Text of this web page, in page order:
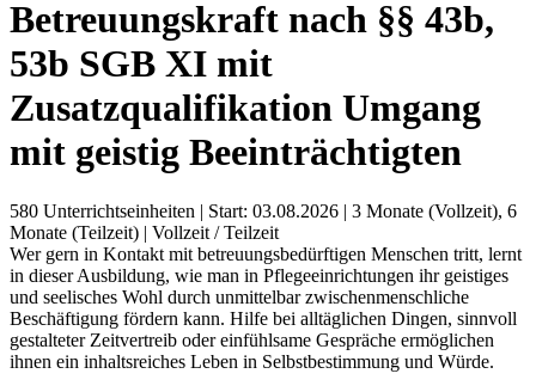
Betreuungskraft nach §§ 43b,
53b SGB XI mit
Zusatzqualifikation Umgang
mit geistig Beeinträchtigten
580 Unterrichtseinheiten | Start: 03.08.2026 | 3 Monate (Vollzeit), 6
Monate (Teilzeit) | Vollzeit / Teilzeit
Wer gern in Kontakt mit betreuungsbedürftigen Menschen tritt, lernt
in dieser Ausbildung, wie man in Pflegeeinrichtungen ihr geistiges
und seelisches Wohl durch unmittelbar zwischenmenschliche
Beschäftigung fördern kann. Hilfe bei alltäglichen Dingen, sinnvoll
gestalteter Zeitvertreib oder einfühlsame Gespräche ermöglichen
ihnen ein inhaltsreiches Leben in Selbstbestimmung und Würde.